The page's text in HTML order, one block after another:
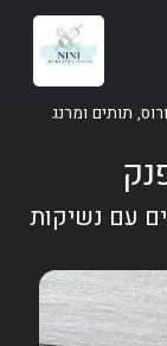
תותים ומרנג
עם נשיקות